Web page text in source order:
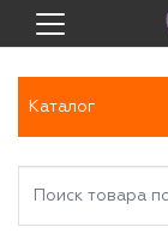
Каталог